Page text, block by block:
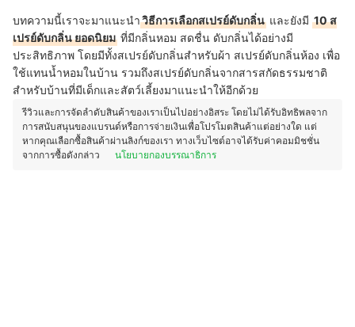
บทความนี้เราจะมาแนะนำวิธีการเลือกสเปรย์ดับกลิ่น และยังมี 10 ส
เปรย์ดับกลิ่น ยอดนิยม ที่มีกลิ่นหอม สดชื่น ดับกลิ่นได้อย่างมี
ประสิทธิภาพ โดยมีทั้งสเปรย์ดับกลิ่นสำหรับผ้า สเปรย์ดับกลิ่นห้อง เพื่อ
ใช้แทนน้ำหอมในบ้าน รวมถึงสเปรย์ดับกลิ่นจากสารสกัดธรรมชาติ
สำหรับบ้านที่มีเด็กและสัตว์เลี้ยงมาแนะนำให้อีกด้วย
รีวิวและการจัดลำดับสินค้าของเราเป็นไปอย่างอิสระ โดยไม่ได้รับอิทธิพลจาก
การสนับสนุนของแบรนด์หรือการจ่ายเงินเพื่อโปรโมตสินค้าแต่อย่างใด แต่
หากคุณเลือกซื้อสินค้าผ่านลิงก์ของเรา ทางเว็บไซต์อาจได้รับค่าคอมมิชชั่น
จากการซื้อดังกล่าว
นโยบายกองบรรณาธิการ